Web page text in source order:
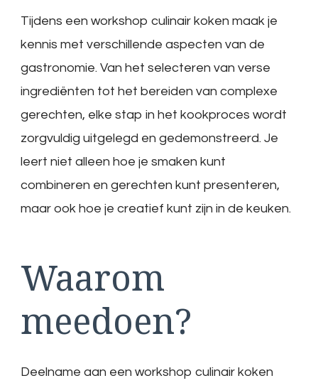
Tijdens een workshop culinair koken maak je
kennis met verschillende aspecten van de
gastronomie. Van het selecteren van verse
ingrediënten tot het bereiden van complexe
gerechten, elke stap in het kookproces wordt
zorgvuldig uitgelegd en gedemonstreerd. Je
leert niet alleen hoe je smaken kunt
combineren en gerechten kunt presenteren,
maar ook hoe je creatief kunt zijn in de keuken.
Waarom
meedoen?
Deelname aan een workshop culinair koken